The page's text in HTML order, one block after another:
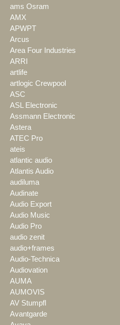
ams Osram
AMX
APWPT
Arcus
Area Four Industries
ARRI
artlife
artlogic Crewpool
ASC
ASL Electronic
Assmann Electronic
Astera
ATEC Pro
ateis
atlantic audio
Atlantis Audio
audiluma
Audinate
Audio Export
Audio Music
Audio Pro
audio zenit
audio+frames
Audio-Technica
Audiovation
AUMA
AUMOVIS
AV Stumpfl
Avantgarde